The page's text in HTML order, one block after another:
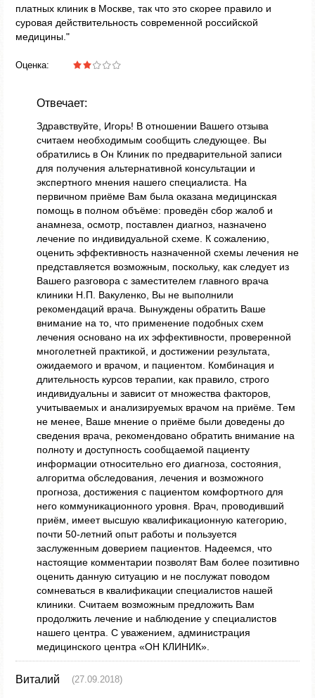
платных клиник в Москве, так что это скорее правило и
суровая действительность современной российской
медицины."
Оценка:
Отвечает:
Здравствуйте, Игорь! В отношении Вашего отзыва
считаем необходимым сообщить следующее. Вы
обратились в Он Клиник по предварительной записи
для получения альтернативной консультации и
экспертного мнения нашего специалиста. На
первичном приёме Вам была оказана медицинская
помощь в полном объёме: проведён сбор жалоб и
анамнеза, осмотр, поставлен диагноз, назначено
лечение по индивидуальной схеме. К сожалению,
оценить эффективность назначенной схемы лечения не
представляется возможным, поскольку, как следует из
Вашего разговора с заместителем главного врача
клиники Н.П. Вакуленко, Вы не выполнили
рекомендаций врача. Вынуждены обратить Ваше
внимание на то, что применение подобных схем
лечения основано на их эффективности, проверенной
многолетней практикой, и достижении результата,
ожидаемого и врачом, и пациентом. Комбинация и
длительность курсов терапии, как правило, строго
индивидуальны и зависит от множества факторов,
учитываемых и анализируемых врачом на приёме. Тем
не менее, Ваше мнение о приёме были доведены до
сведения врача, рекомендовано обратить внимание на
полноту и доступность сообщаемой пациенту
информации относительно его диагноза, состояния,
алгоритма обследования, лечения и возможного
прогноза, достижения с пациентом комфортного для
него коммуникационного уровня. Врач, проводивший
приём, имеет высшую квалификационную категорию,
почти 50-летний опыт работы и пользуется
заслуженным доверием пациентов. Надеемся, что
настоящие комментарии позволят Вам более позитивно
оценить данную ситуацию и не послужат поводом
сомневаться в квалификации специалистов нашей
клиники. Считаем возможным предложить Вам
продолжить лечение и наблюдение у специалистов
нашего центра. С уважением, администрация
медицинского центра «ОН КЛИНИК».
Виталий (27.09.2018)